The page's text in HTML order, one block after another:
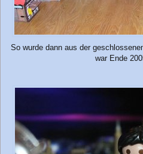
So wurde dann aus der
war Ende